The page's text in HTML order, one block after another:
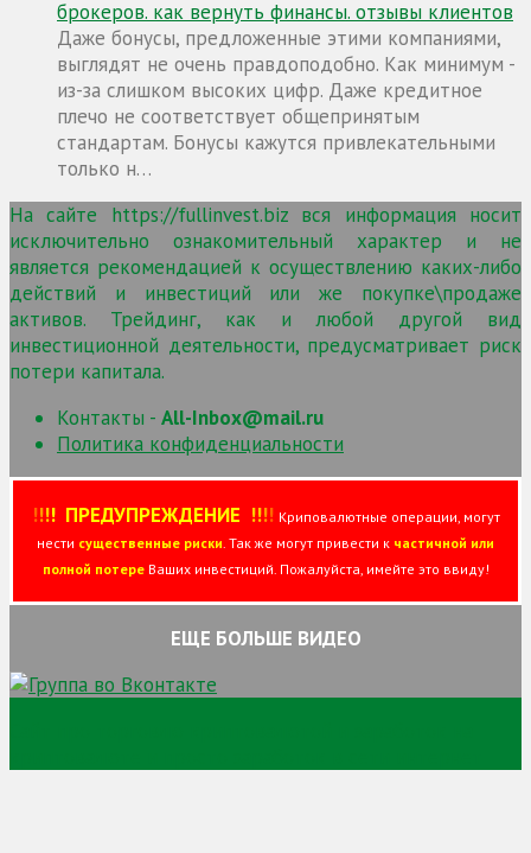
брокеров. как вернуть финансы. отзывы клиентов
Даже бонусы, предложенные этими компаниями,
выглядят не очень правдоподобно. Как минимум -
из-за слишком высоких цифр. Даже кредитное
плечо не соответствует общепринятым
стандартам. Бонусы кажутся привлекательными
только н…
На сайте https://fullinvest.biz вся информация носит
исключительно ознакомительный характер и не
является рекомендацией к осуществлению каких-либо
действий и инвестиций или же покупке\продаже
активов. Трейдинг, как и любой другой вид
инвестиционной деятельности, предусматривает риск
потери капитала.
Контакты - All-Inbox@mail.ru
Политика конфиденциальности
!!!!ПРЕДУПРЕЖДЕНИЕ !!!! Криповалютные операции, могут
нести существенные риски . Так же могут привести к частичной или
полной потереВаших инвестиций. Пожалуйста, имейте это ввиду!
ЕЩЕ БОЛЬШЕ ВИДЕО